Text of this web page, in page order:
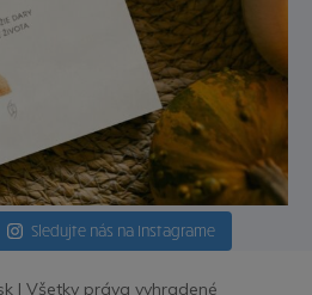
Sledujte nás na Instagrame
| Všetky práva vyhradené